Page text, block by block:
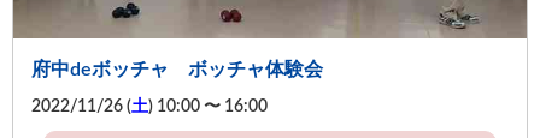
府中deボッチャ ボッチャ体験会
2022/11/26 (土) 10:00 〜 16:00